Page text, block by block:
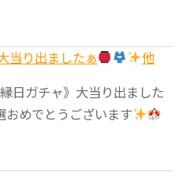
当り出ましたぁ 他
日ガチャ》大当り出ました
おめでとうございます